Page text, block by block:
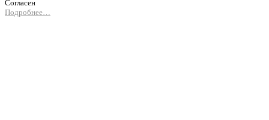
Согласен
Подробнее…